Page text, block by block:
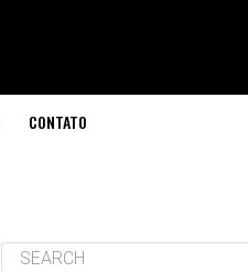
CONTATO